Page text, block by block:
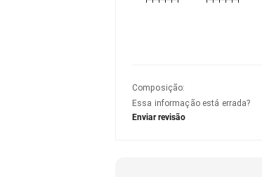
Composição:
Essa informação está errada?
Enviar revisão